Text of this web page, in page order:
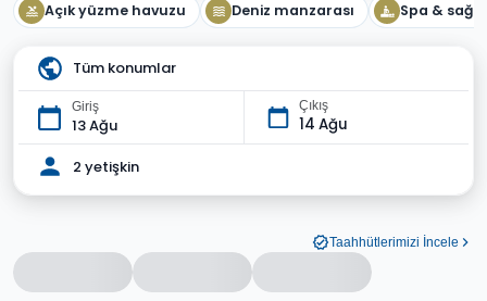
Açık yüzme havuzu Deniz manzarası Spa &
Tüm konumlar
Giriş
13 Ağu
Çıkış
14 Ağu
2 yetişkin
Taahhütlerimizi İncele